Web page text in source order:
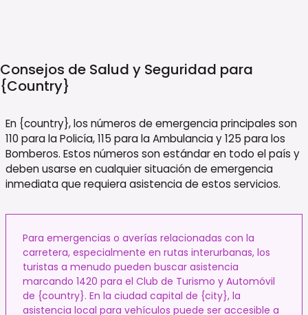
Consejos de Salud y Seguridad para
{country}
En {country}, los números de emergencia principales son
110 para la Policía, 115 para la Ambulancia y 125 para los
Bomberos. Estos números son estándar en todo el país y
deben usarse en cualquier situación de emergencia
inmediata que requiera asistencia de estos servicios.
Para emergencias o averías relacionadas con la
carretera, especialmente en rutas interurbanas, los
turistas a menudo pueden buscar asistencia
marcando 1420 para el Club de Turismo y Automóvil
de {country}. En la ciudad capital de {city}, la
asistencia local para vehículos puede ser accesible a